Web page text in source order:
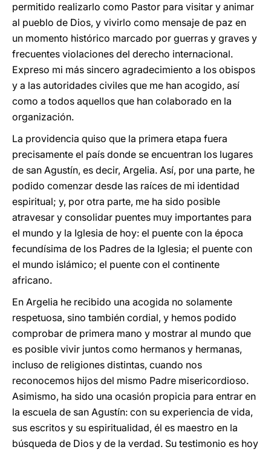
permitido realizarlo como Pastor para visitar y animar
al pueblo de Dios, y vivirlo como mensaje de paz en
un momento histórico marcado por guerras y graves y
frecuentes violaciones del derecho internacional.
Expreso mi más sincero agradecimiento a los obispos
y a las autoridades civiles que me han acogido, así
como a todos aquellos que han colaborado en la
organización.
La providencia quiso que la primera etapa fuera
precisamente el país donde se encuentran los lugares
de san Agustín, es decir, Argelia. Así, por una parte, he
podido comenzar desde las raíces de mi identidad
espiritual; y, por otra parte, me ha sido posible
atravesar y consolidar puentes muy importantes para
el mundo y la Iglesia de hoy: el puente con la época
fecundísima de los Padres de la Iglesia; el puente con
el mundo islámico; el puente con el continente
africano.
En Argelia he recibido una acogida no solamente
respetuosa, sino también cordial, y hemos podido
comprobar de primera mano y mostrar al mundo que
es posible vivir juntos como hermanos y hermanas,
incluso de religiones distintas, cuando nos
reconocemos hijos del mismo Padre misericordioso.
Asimismo, ha sido una ocasión propicia para entrar en
la escuela de san Agustín: con su experiencia de vida,
sus escritos y su espiritualidad, él es maestro en la
búsqueda de Dios y de la verdad. Su testimonio es hoy